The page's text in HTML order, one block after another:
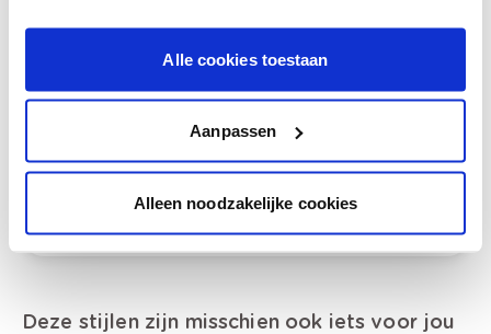
Alle cookies toestaan
Aanpassen
Alleen noodzakelijke cookies
Ontdek er kleurechte stalen van je
kleurenselectie.
Bekijk er de bijhorende tinten om je kleur
combineren.
Deze stijlen zijn misschien ook iets voor jou